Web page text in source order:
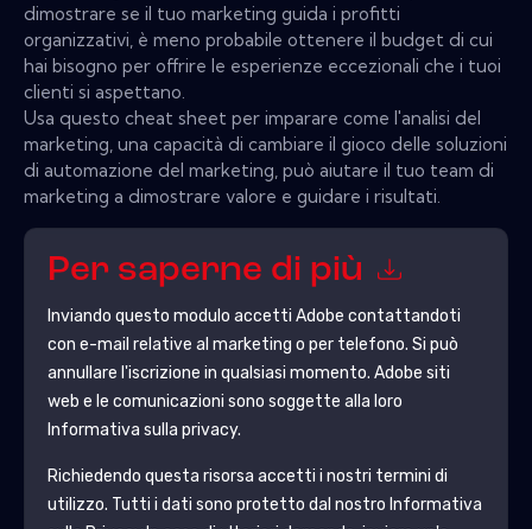
dimostrare se il tuo marketing guida i profitti
organizzativi, è meno probabile ottenere il budget di cui
hai bisogno per offrire le esperienze eccezionali che i tuoi
clienti si aspettano.
Usa questo cheat sheet per imparare come l'analisi del
marketing, una capacità di cambiare il gioco delle soluzioni
di automazione del marketing, può aiutare il tuo team di
marketing a dimostrare valore e guidare i risultati.
Per saperne di più
Inviando questo modulo accetti Adobe contattandoti
con e-mail relative al marketing o per telefono. Si può
annullare l'iscrizione in qualsiasi momento. Adobe siti
web e le comunicazioni sono soggette alla loro
Informativa sulla privacy.
Richiedendo questa risorsa accetti i nostri termini di
utilizzo. Tutti i dati sono protetto dal nostro Informativa